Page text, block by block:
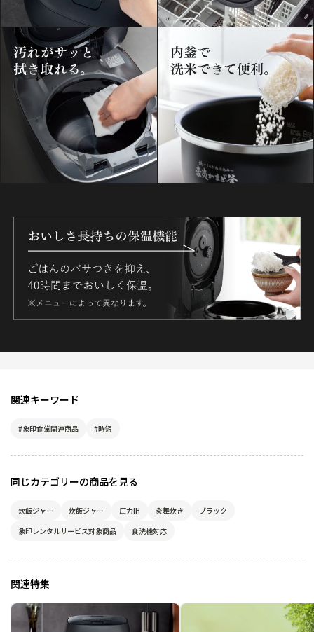
関連キーワード
#象印食堂関連商品 #時短
同じカテゴリーの商品を見る
炊飯ジャー 炊飯ジャー 圧力IH 炎舞炊き
ブラック
象印レンタルサービス対象商品
食洗機対応
関連特集